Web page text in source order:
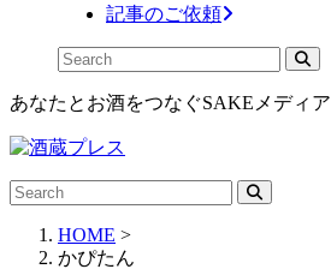
記事のご依頼
あなたとお酒をつなぐSAKEメディア
HOME >
かぴたん